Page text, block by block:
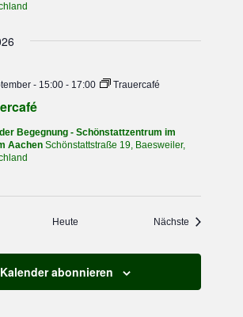
- 15:00 - 17:00 Trauercafé
Begegnung - Schönstattzentrum im
AachenSchönstattstraße 19, Baesweiler,
Heute Nächste
Kalender abonnieren